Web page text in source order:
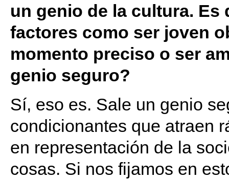
un genio de la cultura.
factores como ser joven
momento preciso o ser
genio seguro?
Sí, eso es. Sale un genio
condicionantes que atraen
en representación de la
cosas. Si nos fijamos en